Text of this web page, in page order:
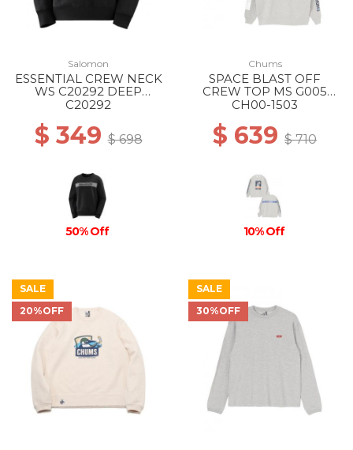
Salomon
ESSENTIAL CREW NECK
WS C20292 DEEP
BK/QUIET
C20292
$ 349$ 698
50% Off
Chums
SPACE BLAST OFF
CREW TOP MS G005
H/GRAY
CH00-1503
$ 639 $ 710
10% Off
SALE
20%OFF
SALE
30%OFF